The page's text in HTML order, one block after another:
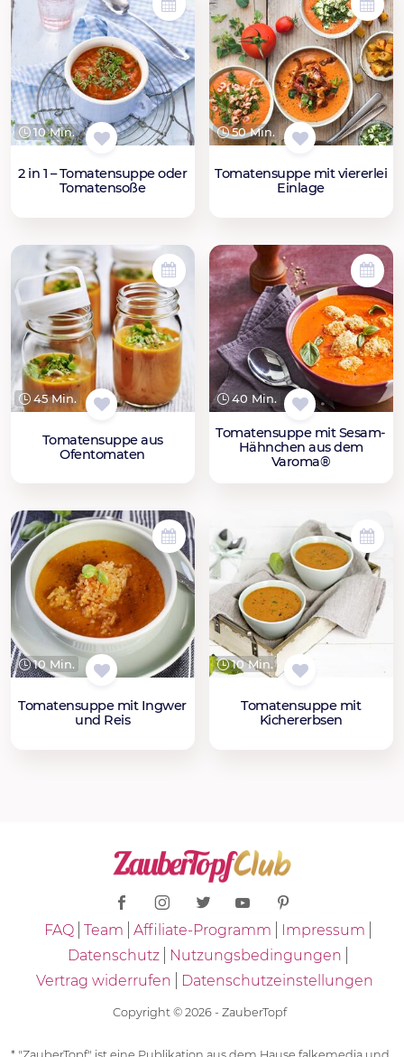
10 Min.
2 in 1 – Tomatensuppe oder
Tomatensoße
50 Min.
Tomatensuppe mit viererlei
Einlage
45 Min.
Tomatensuppe aus
Ofentomaten
40 Min.
Tomatensuppe mit Sesam-
Hähnchen aus dem
Varoma®
10 Min.
Tomatensuppe mit Ingwer
und Reis
10 Min.
Tomatensuppe mit
Kichererbsen
FAQ Team Affiliate-Programm
Impressum
Datenschutz
Nutzungsbedingungen
Vertrag widerrufen
Datenschutzeinstellungen
Copyright © 2026 - ZauberTopf